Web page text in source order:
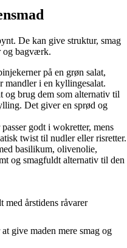
De kan give struktur, smag
og bagværk.
på en grøn salat,
mandler i en kyllingesalat.
og brug dem som alternativ til
Det giver en sprød og
godt i wokretter, mens
twist til nudler eller risretter.
basilikum, olivenolie,
og smagfuldt alternativ til den
med årstidens råvarer
give maden mere smag og